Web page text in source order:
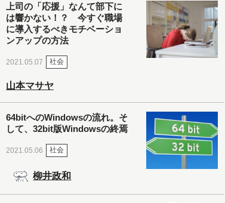
上司の「応援」なんて部下に
は響かない！？ 今すぐ職場
に導入するべきモチベーショ
ンアップの方法
2021.05.07 社会
山本マサヤ
64bitへのWindowsの流れ。そ
して、32bit版Windowsの終焉
2021.05.06 社会
柳井政和